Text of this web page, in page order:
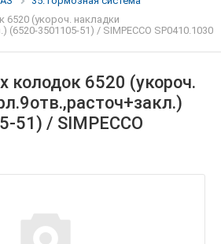
(укороч. накладки
3501105-51) / SIMPECCO SP0410.1030
колодок 6520 (укороч.
51) / SIMPECCO